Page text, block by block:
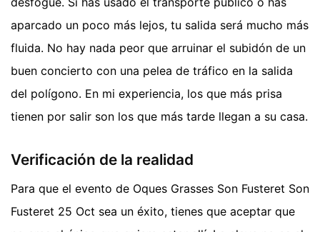
aparcado un poco más lejos, tu salida será mucho más
fluida. No hay nada peor que arruinar el subidón de un
buen concierto con una pelea de tráfico en la salida
del polígono. En mi experiencia, los que más prisa
tienen por salir son los que más tarde llegan a su casa.
Verificación de la realidad
Para que el evento de Oques Grasses Son Fusteret Son
Fusteret 25 Oct sea un éxito, tienes que aceptar que